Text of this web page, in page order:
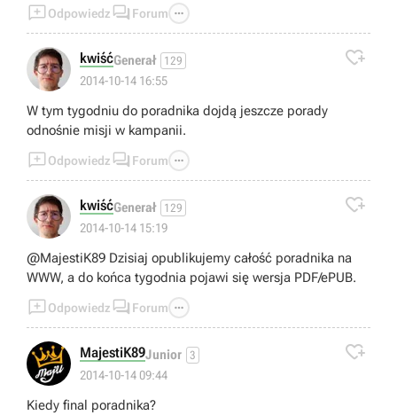
Odpowiedz  Forum 
kwiśćGenerał 129
2014-10-14 16:55

W tym tygodniu do poradnika dojdą jeszcze porady
odnośnie misji w kampanii.
Odpowiedz  Forum 
kwiśćGenerał 129
2014-10-14 15:19

@MajestiK89 Dzisiaj opublikujemy całość poradnika na
WWW, a do końca tygodnia pojawi się wersja PDF/ePUB.
Odpowiedz  Forum 
MajestiK89Junior 3
2014-10-14 09:44

Kiedy final poradnika?